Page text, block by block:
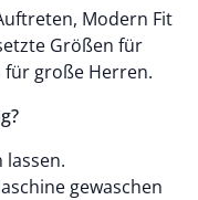
Modern Fit
Größen für
für große Herren.
gewaschen